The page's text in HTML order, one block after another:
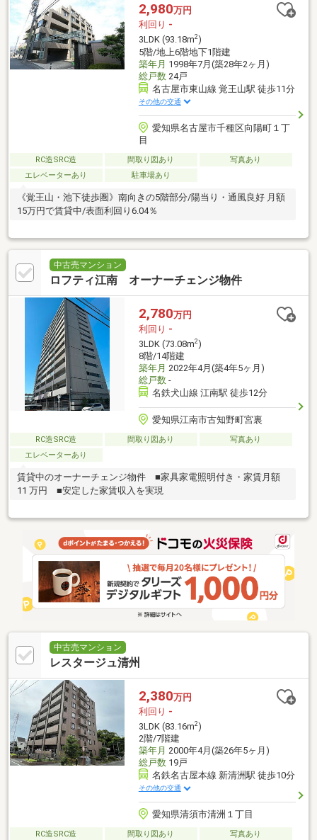
2,980万円
利回り -
3LDK (93.18m2)
5階/地上6階地下1階建
築年月 1998年7月(築28年2ヶ月)
総戸数24戸
名古屋市東山線 覚王山駅 徒歩11分
その他の交通
愛知県名古屋市千種区向陽町１丁
目
RC造SRC造 間取り図あり
写真あり
エレベーターあり
駐車場あり
《覚王山・池下徒歩圏》南向きの5階部分/陽当り・通風良好 月額
15万円で賃貸中/表面利回り6.04％
中古売マンション
ロフティ江南 オーナーチェンジ物件
2,780万円
利回り -
3LDK (73.08m2)
8階/14階建
築年月 2022年4月(築4年5ヶ月)
総戸数-
名鉄犬山線 江南駅 徒歩12分
愛知県江南市古知野町宮裏
RC造SRC造 間取り図あり
写真あり
エレベーターあり
賃貸中のオーナーチェンジ物件 ■家具家電照明付き・家賃月額
11 万円 ■安定した家賃収入を実現
中古売マンション
レスタージュ清州
2,380万円
利回り -
3LDK (83.16m2)
2階/7階建
築年月 2000年4月(築26年5ヶ月)
総戸数19戸
名鉄名古屋本線 新清洲駅 徒歩10分
その他の交通
愛知県清須市清洲１丁目
RC造SRC造 間取り図あり
写真あり